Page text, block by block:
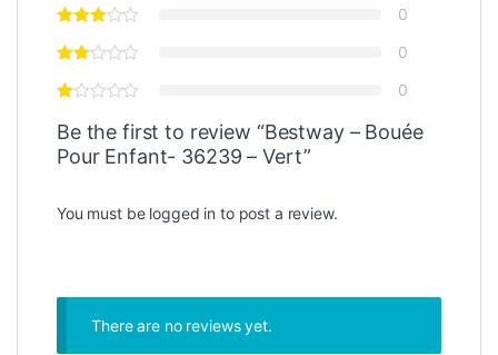
0
0
0
Be the first to review “Bestway – Bouée
Pour Enfant- 36239 – Vert”
You must be logged in to post a review.
There are no reviews yet.